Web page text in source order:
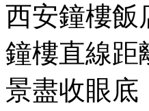
西安鐘樓飯
鐘樓直線距
景盡收眼底